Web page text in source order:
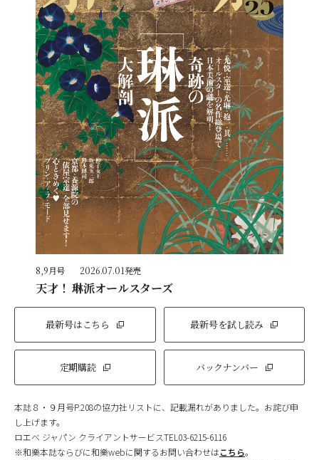
8,9月号 2026.07.01発売
天才！ 琳派オールスターズ
最新号はこちら 最新号を試し読み
定期購読 バックナンバー
本誌８・９月号P.208の協力社リストに、記載漏れがありました。お詫び申
し上げます。
ロエベ ジャパン クライアントサービスTEL03-6215-6116
※和樂本誌ならびに和樂webに関するお問い合わせはこちら。